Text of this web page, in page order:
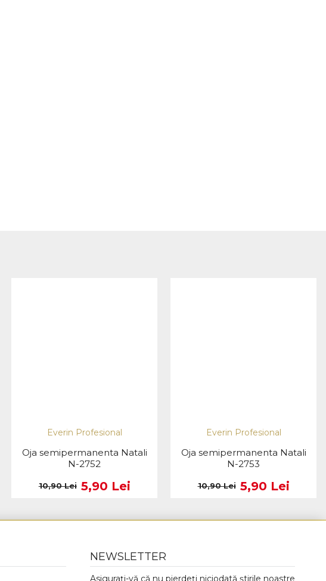
Everin Profesional
Oja semipermanenta Natali
N-2752
5,90 Lei
10,90 Lei
Everin Profesional
Oja semipermanenta Natali
N-2753
5,90 Lei
10,90 Lei
NEWSLETTER
Asigurați-vă că nu pierdeți niciodată știrile noastre